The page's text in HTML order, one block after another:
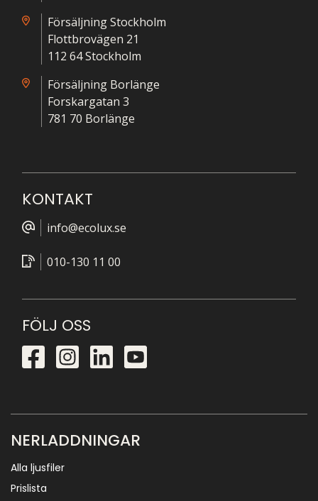
Försäljning Stockholm
Flottbrovägen 21
112 64 Stockholm
Försäljning Borlänge
Forskargatan 3
781 70 Borlänge
KONTAKT
info@ecolux.se
010-130 11 00
FÖLJ OSS
NERLADDNINGAR
Alla ljusfiler
Prislista